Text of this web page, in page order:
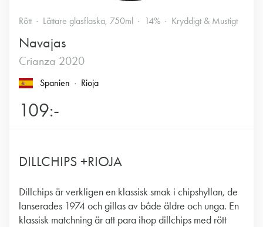
Rött Lättare glasflaska, 750ml 14% Kryddigt & Mustigt
Navajas
Crianza 2020
Spanien Rioja
109:-
DILLCHIPS +RIOJA
Dillchips är verkligen en klassisk smak i chipshyllan, de
lanserades 1974 och gillas av både äldre och unga. En
klassisk matchning är att para ihop dillchips med rött